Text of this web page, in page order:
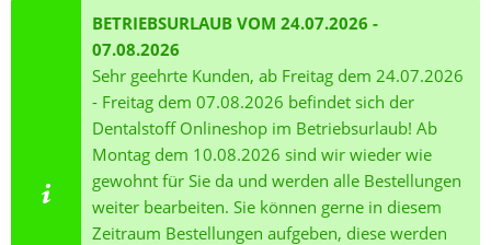
BETRIEBSURLAUB VOM 24.07.2026 -
07.08.2026
Sehr geehrte Kunden, ab Freitag dem 24.07.2026
- Freitag dem 07.08.2026 befindet sich der
Dentalstoff Onlineshop im Betriebsurlaub! Ab
Montag dem 10.08.2026 sind wir wieder wie
gewohnt für Sie da und werden alle Bestellungen
weiter bearbeiten. Sie können gerne in diesem
Zeitraum Bestellungen aufgeben, diese werden